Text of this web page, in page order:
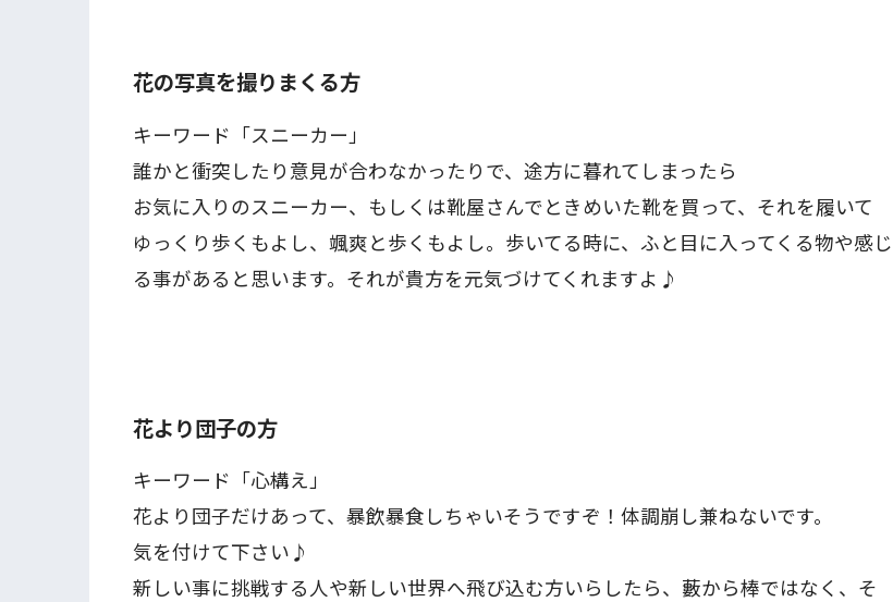
花の写真を撮りまくる方
キーワード「スニーカー」
誰かと衝突したり意見が合わなかったりで、途方に暮れてしまったら
お気に入りのスニーカー、もしくは靴屋さんでときめいた靴を買って、それを履いて
ゆっくり歩くもよし、颯爽と歩くもよし。歩いてる時に、ふと目に入ってくる物や感じ
る事があると思います。それが貴方を元気づけてくれますよ♪
花より団子の方
キーワード「心構え」
花より団子だけあって、暴飲暴食しちゃいそうですぞ！体調崩し兼ねないです。
気を付けて下さい♪
新しい事に挑戦する人や新しい世界へ飛び込む方いらしたら、藪から棒ではなく、そ